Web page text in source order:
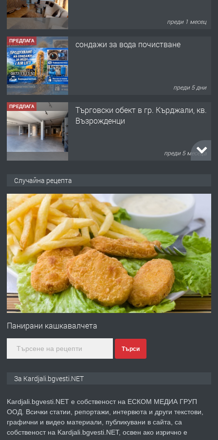
преди 1 месец
ПРЕДЛАГА сондажи за вода почистване
преди 5 дни
ПРЕДЛАГА
Tърговски обект в гр. Кърджали, кв.
Възрожденци
преди 5 месеца
преди 6 месеца
ПРЕДЛАГА
Заведение /ресторант, бистро/ в с.
Чакаларово, община Кирково
преди 7 месеца
ПРЕДЛАГА
Гараж под наем в супер център
на язовир Студен кладенец 331м2 |
преди 1 година
ПРЕДЛАГА
Случайна рецепта
Панирани кашкавалчета
Търси
За Kardjali.bgvesti.NET
Kardjali.bgvesti.NET е собственост на ЕСКОМ МЕДИА ГРУП
ООД. Всички статии, репортажи, интервюта и други текстови,
графични и видео материали, публикувани в сайта, са
собственост на Kardjali.bgvesti.NET, освен ако изрично е